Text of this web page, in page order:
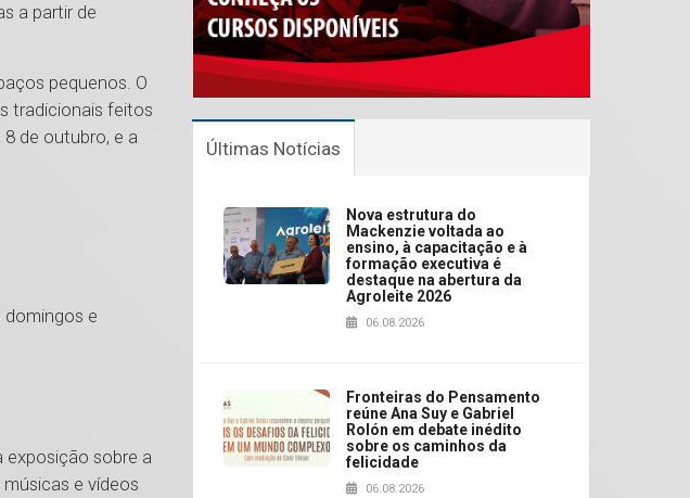
a partir de
pequenos. O
tradicionais feitos
de outubro, e a
domingos e
exposição sobre a
e vídeos
Últimas Notícias
Nova estrutura do
Mackenzie voltada ao
ensino, à capacitação e à
formação executiva é
destaque na abertura da
Agroleite 2026
06.08.2026
Fronteiras do Pensamento
reúne Ana Suy e Gabriel
Rolón em debate inédito
sobre os caminhos da
felicidade
06.08.2026